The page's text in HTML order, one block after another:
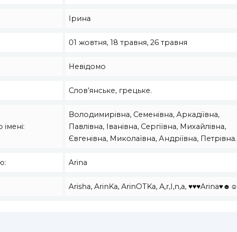
Ірина
01 жовтня, 18 травня, 26 травня
Невідомо
Слов’янське, грецьке.
Володимирівна, Семенівна, Аркадіївна,
Павлівна, Іванівна, Сергіївна, Михайлівна,
Євгенівна, Миколаївна, Андріївна, Петрівна.
Arina
Arisha, ArinKa, ArinOTKa, A,r,I,n,a, ♥♥♥Arina♥☻☺